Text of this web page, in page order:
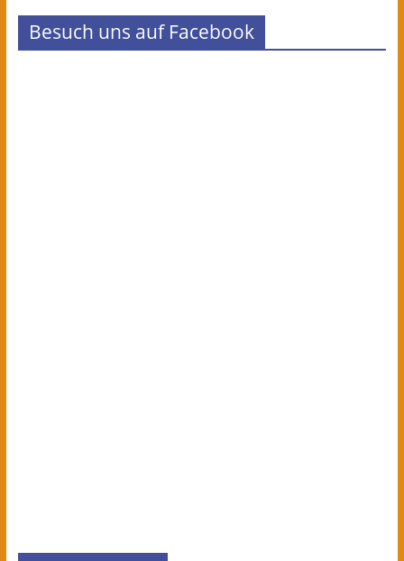
Besuch uns auf Facebook